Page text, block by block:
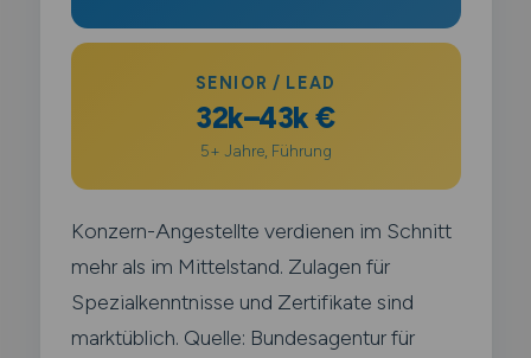
SENIOR / LEAD
32k–43k €
5+ Jahre, Führung
Konzern-Angestellte verdienen im Schnitt
mehr als im Mittelstand. Zulagen für
Spezialkenntnisse und Zertifikate sind
marktüblich. Quelle: Bundesagentur für